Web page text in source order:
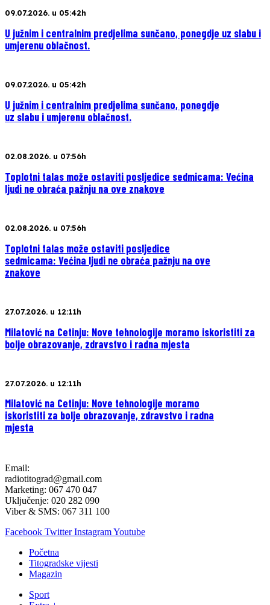
09.07.2026. u 05:42h
U južnim i centralnim predjelima sunčano, ponegdje uz slabu i
umjerenu oblačnost.
09.07.2026. u 05:42h
U južnim i centralnim predjelima sunčano, ponegdje
uz slabu i umjerenu oblačnost.
02.08.2026. u 07:56h
Toplotni talas može ostaviti posljedice sedmicama: Većina
ljudi ne obraća pažnju na ove znakove
02.08.2026. u 07:56h
Toplotni talas može ostaviti posljedice
sedmicama: Većina ljudi ne obraća pažnju na ove
znakove
27.07.2026. u 12:11h
Milatović na Cetinju: Nove tehnologije moramo iskoristiti za
bolje obrazovanje, zdravstvo i radna mjesta
27.07.2026. u 12:11h
Milatović na Cetinju: Nove tehnologije moramo
iskoristiti za bolje obrazovanje, zdravstvo i radna
mjesta
Email:
radiotitograd@gmail.com
Marketing: 067 470 047
Uključenje: 020 282 090
Viber & SMS: 067 311 100
Facebook Twitter InstagramYoutube
Početna
Titogradske vijesti
Magazin
Sport